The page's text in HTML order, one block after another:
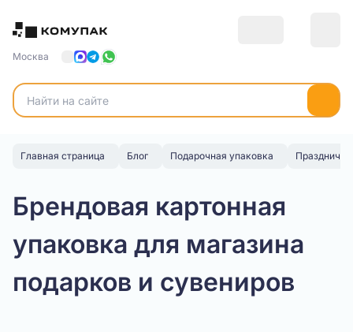
Москва
Главная страница Блог Подарочная упаковка
Брендовая картонная
упаковка для магазина
подарков и сувениров